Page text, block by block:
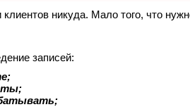
никуда. Мало того, что
записей: